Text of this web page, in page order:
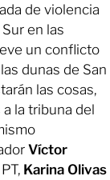
de violencia
en las
un conflicto
dunas de San
las cosas,
la tribuna del
Víctor
Karina Olivas